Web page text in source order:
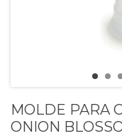
MOLDE PARA
ONION